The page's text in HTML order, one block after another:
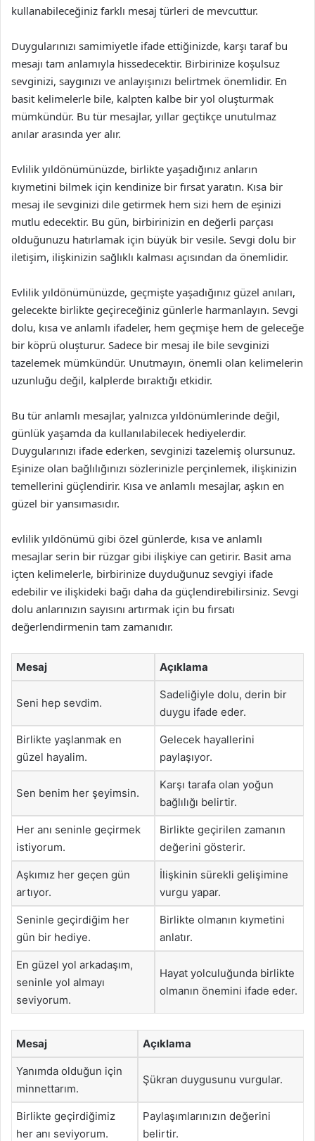
kullanabileceğiniz farklı mesaj türleri de mevcuttur.
Duygularınızı samimiyetle ifade ettiğinizde, karşı taraf bu
mesajı tam anlamıyla hissedecektir. Birbirinize koşulsuz
sevginizi, saygınızı ve anlayışınızı belirtmek önemlidir. En
basit kelimelerle bile, kalpten kalbe bir yol oluşturmak
mümkündür. Bu tür mesajlar, yıllar geçtikçe unutulmaz
anılar arasında yer alır.
Evlilik yıldönümünüzde, birlikte yaşadığınız anların
kıymetini bilmek için kendinize bir fırsat yaratın. Kısa bir
mesaj ile sevginizi dile getirmek hem sizi hem de eşinizi
mutlu edecektir. Bu gün, birbirinizin en değerli parçası
olduğunuzu hatırlamak için büyük bir vesile. Sevgi dolu bir
iletişim, ilişkinizin sağlıklı kalması açısından da önemlidir.
Evlilik yıldönümünüzde, geçmişte yaşadığınız güzel anıları,
gelecekte birlikte geçireceğiniz günlerle harmanlayın. Sevgi
dolu, kısa ve anlamlı ifadeler, hem geçmişe hem de geleceğe
bir köprü oluşturur. Sadece bir mesaj ile bile sevginizi
tazelemek mümkündür. Unutmayın, önemli olan kelimelerin
uzunluğu değil, kalplerde bıraktığı etkidir.
Bu tür anlamlı mesajlar, yalnızca yıldönümlerinde değil,
günlük yaşamda da kullanılabilecek hediyelerdir.
Duygularınızı ifade ederken, sevginizi tazelemiş olursunuz.
Eşinize olan bağlılığınızı sözlerinizle perçinlemek, ilişkinizin
temellerini güçlendirir. Kısa ve anlamlı mesajlar, aşkın en
güzel bir yansımasıdır.
evlilik yıldönümü gibi özel günlerde, kısa ve anlamlı
mesajlar serin bir rüzgar gibi ilişkiye can getirir. Basit ama
içten kelimelerle, birbirinize duyduğunuz sevgiyi ifade
edebilir ve ilişkideki bağı daha da güçlendirebilirsiniz. Sevgi
dolu anlarınızın sayısını artırmak için bu fırsatı
değerlendirmenin tam zamanıdır.
Mesaj Açıklama
Seni hep sevdim.
Sadeliğiyle dolu, derin bir
duygu ifade eder.
Birlikte yaşlanmak en
güzel hayalim.
Gelecek hayallerini
paylaşıyor.
Sen benim her şeyimsin.
Karşı tarafa olan yoğun
bağlılığı belirtir.
Her anı seninle geçirmek
istiyorum.
Birlikte geçirilen zamanın
değerini gösterir.
Aşkımız her geçen gün
artıyor.
İlişkinin sürekli gelişimine
vurgu yapar.
Seninle geçirdiğim her
gün bir hediye.
Birlikte olmanın kıymetini
anlatır.
En güzel yol arkadaşım,
seninle yol almayı
seviyorum.
Hayat yolculuğunda birlikte
olmanın önemini ifade eder.
Mesaj Açıklama
Yanımda olduğun için
minnettarım.
Şükran duygusunu vurgular.
Birlikte geçirdiğimiz
her anı seviyorum.
Paylaşımlarınızın değerini
belirtir.